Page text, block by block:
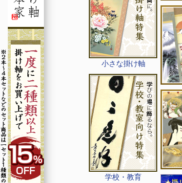
小さな掛け軸
学校・教育